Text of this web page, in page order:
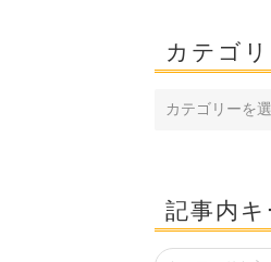
カテゴ
記事内